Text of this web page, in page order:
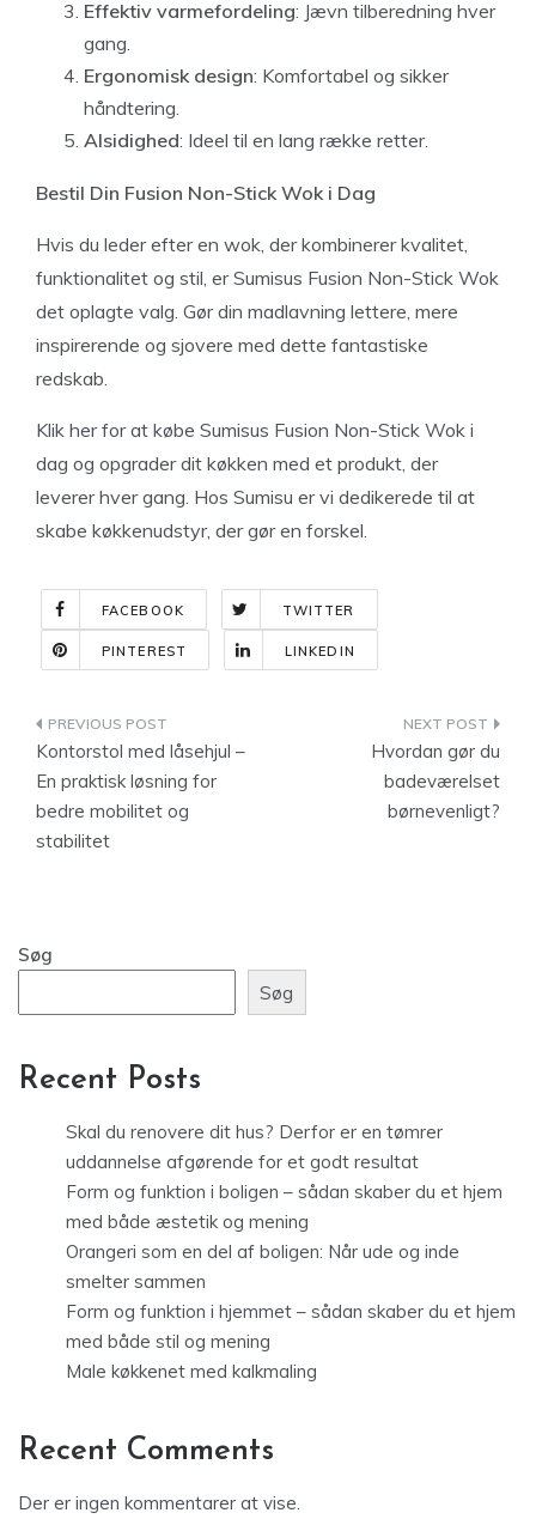
Effektiv varmefordeling: Jævn tilberedning hver
gang.
Ergonomisk design: Komfortabel og sikker
håndtering.
Alsidighed: Ideel til en lang række retter.
Bestil Din Fusion Non-Stick Wok i Dag
Hvis du leder efter en wok, der kombinerer kvalitet,
funktionalitet og stil, er Sumisus Fusion Non-Stick Wok
det oplagte valg. Gør din madlavning lettere, mere
inspirerende og sjovere med dette fantastiske
redskab.
Klik her for at købe Sumisus Fusion Non-Stick Wok i
dag og opgrader dit køkken med et produkt, der
leverer hver gang. Hos Sumisu er vi dedikerede til at
skabe køkkenudstyr, der gør en forskel.
FACEBOOK TWITTER
PINTEREST LINKEDIN
Indlægsnavigation
Kontorstol med låsehjul –
En praktisk løsning for
bedre mobilitet og
stabilitet
Hvordan gør du
badeværelset
børnevenligt?
Søg
Søg
Recent Posts
Skal du renovere dit hus? Derfor er en tømrer
uddannelse afgørende for et godt resultat
Form og funktion i boligen – sådan skaber du et hjem
med både æstetik og mening
Orangeri som en del af boligen: Når ude og inde
smelter sammen
Form og funktion i hjemmet – sådan skaber du et hjem
med både stil og mening
Male køkkenet med kalkmaling
Recent Comments
Der er ingen kommentarer at vise.